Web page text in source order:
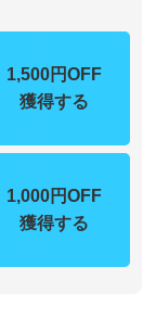
1,500円OFF
獲得する
1,000円OFF
獲得する